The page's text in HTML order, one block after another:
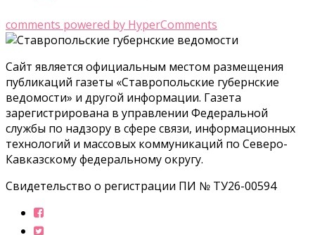
comments powered by HyperComments
Сайт является официальным местом размещения
публикаций газеты «Ставропольские губернские
ведомости» и другой информации. Газета
зарегистрирована в управлении Федеральной
службы по надзору в сфере связи, информационных
технологий и массовых коммуникаций по Северо-
Кавказскому федеральному округу.
Свидетельство о регистрации ПИ № ТУ26-00594